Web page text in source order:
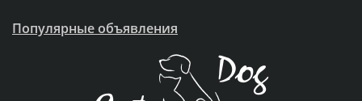
Популярные объявления